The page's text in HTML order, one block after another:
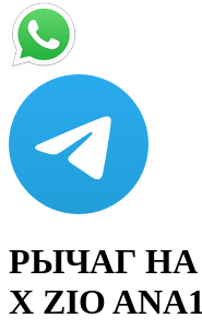
РЫЧАГ НА
X ZIO